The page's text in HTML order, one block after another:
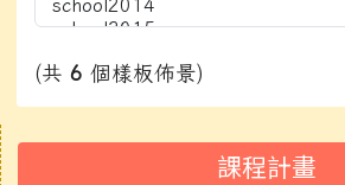
(共 6 個樣板佈景)
課程計畫